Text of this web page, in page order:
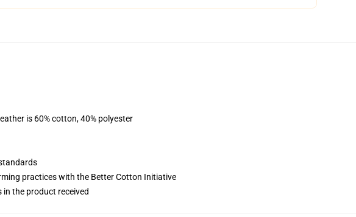
is 60% cotton, 40% polyester
practices with the Better Cotton Initiative
in the product received